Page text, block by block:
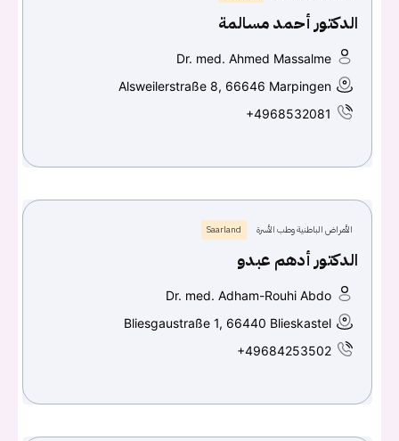
الدكتور أحمد مسالمة
Dr. med. Ahmed Massalme
Alsweilerstraße 8, 66646 Marpingen
+4968532081
الأمراض الباطنية وطب الأسرة Saarland
الدكتور أدهم عبدو
Dr. med. Adham-Rouhi Abdo
Bliesgaustraße 1, 66440 Blieskastel
+49684253502